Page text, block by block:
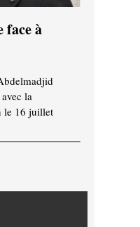
face à
la
le 16 juillet